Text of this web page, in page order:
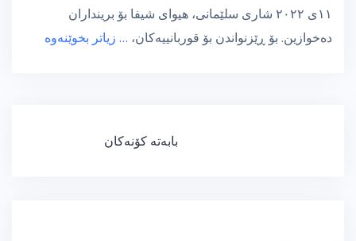
١١ی ٢٠٢٢ شاری سلێمانی، هیوای شیفا بۆ برینداران
دەخوازین. بۆ ڕێزنواندن بۆ قوربانییەکان، … زیاتر بخوێنەوە
بابەتە کۆنەکان